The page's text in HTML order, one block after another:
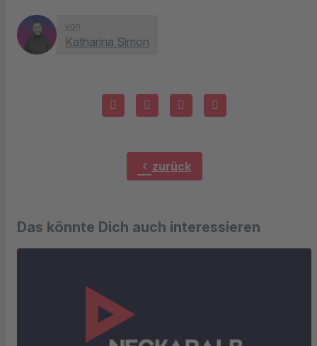
von
Katharina Simon
chevron_left zurück
Das könnte Dich auch interessieren